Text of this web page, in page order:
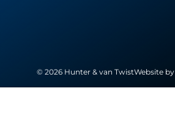
© 2026 Hunter & van TwistWebsite by